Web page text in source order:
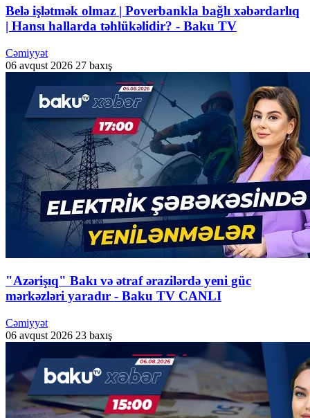
Belə işlətmək olmaz | Poverbankla bağlı xəbərdarlıq
| Hansı hallarda təhlükəlidir? - Baku TV
Cəmiyyət
06 avqust 2026 27 baxış
"Azərişıq" Bakı və ətraf ərazilərdə yeni güc
mərkəzləri yaradır - Baku TV CANLI
Cəmiyyət
06 avqust 2026 23 baxış